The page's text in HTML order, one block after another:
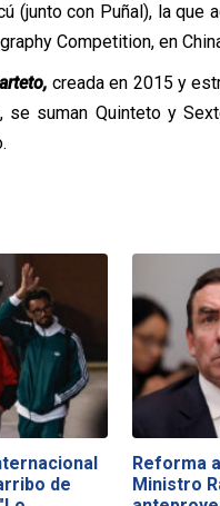
(junto con Puñal), la que
Competition, en
creada en 2015 y
suman Quinteto y
de
Reforma
Ministro